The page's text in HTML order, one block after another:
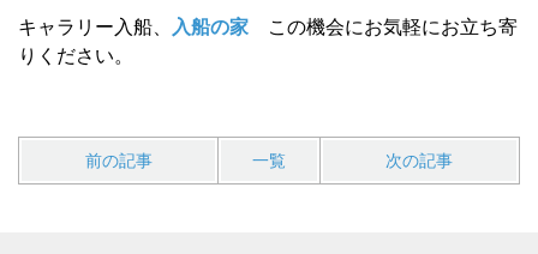
キャラリー入船、 入船の家 この機会にお気軽にお立ち寄
りください。
前の記事 一覧 次の記事